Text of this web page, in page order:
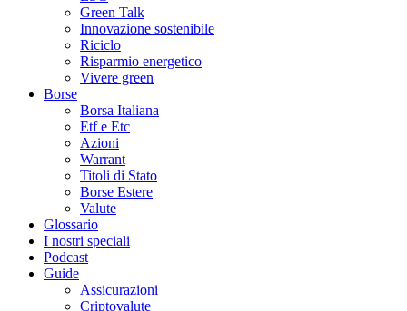
Green Talk
Innovazione sostenibile
Riciclo
Risparmio energetico
Vivere green
Borse
Borsa Italiana
Etf e Etc
Azioni
Warrant
Titoli di Stato
Borse Estere
Valute
Glossario
I nostri speciali
Podcast
Guide
Assicurazioni
Criptovalute